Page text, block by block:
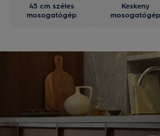
45 cm széles
mosogatógép
Keskeny
mosogatógép